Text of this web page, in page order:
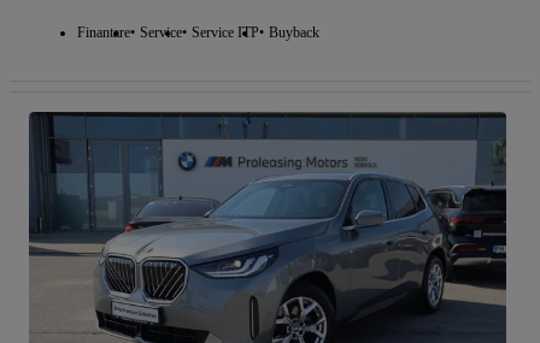
Finantare Service Service ITP Buyback